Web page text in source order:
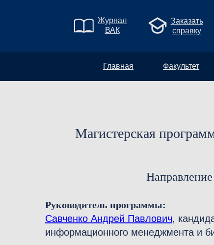
Журнал
ВАК
Заказать
справку
Факультет
Главная
Магистерская
Руководитель программы:
Савченко Андрей Павлович,
информационного менеджмента и